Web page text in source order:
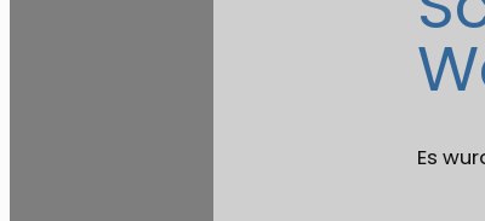
Es